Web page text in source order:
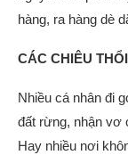
hàng, ra hàng dè
CÁC CHIÊU
Nhiều cá nhân đi
đất rừng, nhận vơ
Hay nhiều nơi